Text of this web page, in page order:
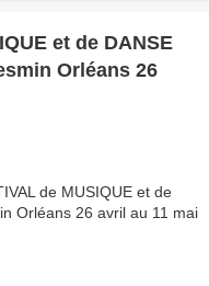
et de DANSE
Orléans 26